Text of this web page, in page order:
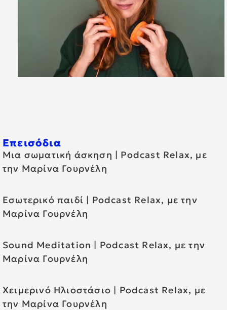
Επεισόδια
Μια σωματική άσκηση | Podcast Relax, με
την Μαρίνα Γουρνέλη
Εσωτερικό παιδί | Podcast Relax, με την
Μαρίνα Γουρνέλη
Sound Meditation | Podcast Relax, με την
Μαρίνα Γουρνέλη
Χειμερινό Ηλιοστάσιο | Podcast Relax, με
την Μαρίνα Γουρνέλη